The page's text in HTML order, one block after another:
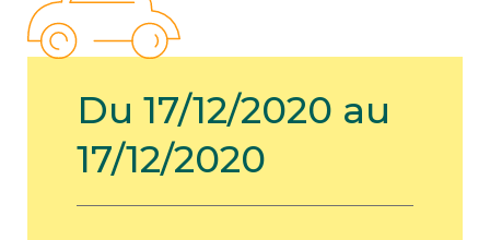
Du 17/12/2020 au
17/12/2020